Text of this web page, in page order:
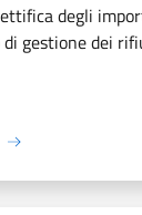
degli
gestione dei